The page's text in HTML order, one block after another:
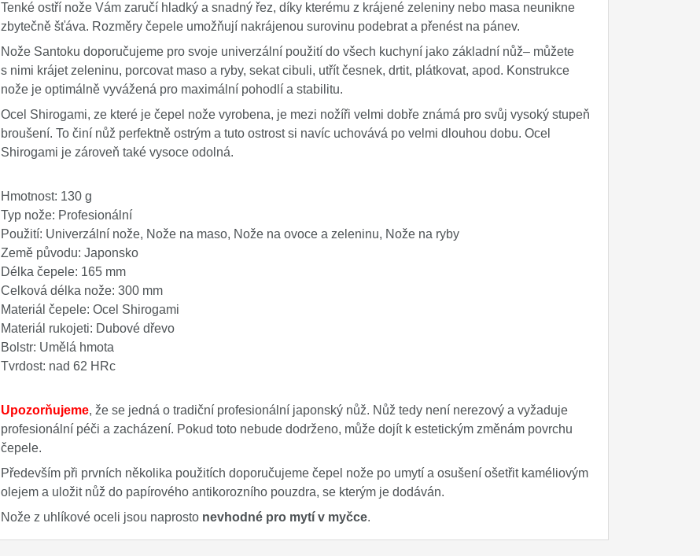
Tenké ostří nože Vám zaručí hladký a snadný řez, díky kterému z krájené zeleniny nebo masa neunikne
zbytečně šťáva. Rozměry čepele umožňují nakrájenou surovinu podebrat a přenést na pánev.
Nože Santoku doporučujeme pro svoje univerzální použití do všech kuchyní jako základní nůž– můžete
s nimi krájet zeleninu, porcovat maso a ryby, sekat cibuli, utřít česnek, drtit, plátkovat, apod. Konstrukce
nože je optimálně vyvážená pro maximální pohodlí a stabilitu.
Ocel Shirogami, ze které je čepel nože vyrobena, je mezi nožíři velmi dobře známá pro svůj vysoký stupeň
broušení. To činí nůž perfektně ostrým a tuto ostrost si navíc uchovává po velmi dlouhou dobu. Ocel
Shirogami je zároveň také vysoce odolná.
Hmotnost: 130 g
Typ nože: Profesionální
Použití: Univerzální nože, Nože na maso, Nože na ovoce a zeleninu, Nože na ryby
Země původu: Japonsko
Délka čepele: 165 mm
Celková délka nože: 300 mm
Materiál čepele: Ocel Shirogami
Materiál rukojeti: Dubové dřevo
Bolstr: Umělá hmota
Tvrdost: nad 62 HRc
Upozorňujeme, že se jedná o tradiční profesionální japonský nůž. Nůž tedy není nerezový a vyžaduje
profesionální péči a zacházení. Pokud toto nebude dodrženo, může dojít k estetickým změnám povrchu
čepele.
Především při prvních několika použitích doporučujeme čepel nože po umytí a osušení ošetřit kaméliovým
olejem a uložit nůž do papírového antikorozního pouzdra, se kterým je dodáván.
Nože z uhlíkové oceli jsou naprosto nevhodné pro mytí v myčce.